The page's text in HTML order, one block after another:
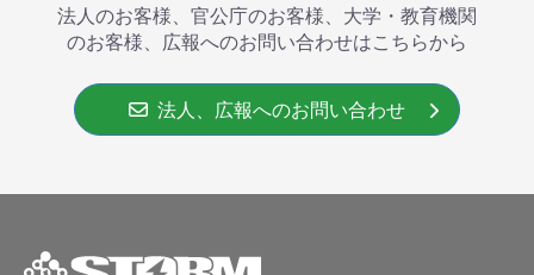
法人のお客様、官公庁のお客様、大学・教育機関
のお客様、広報へのお問い合わせはこちらから
法人、広報へのお問い合わせ